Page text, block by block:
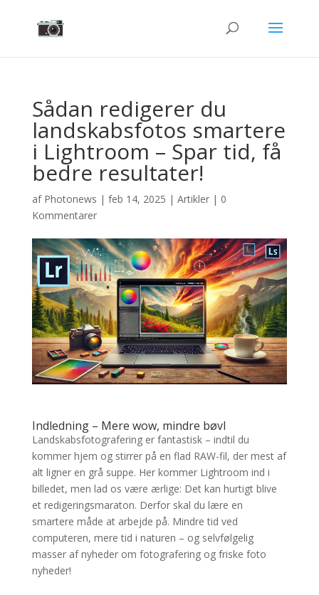
Sådan redigerer du
landskabsfotos smartere
i Lightroom – Spar tid, få
bedre resultater!
af Photonews | feb 14, 2025 | Artikler| 0
Kommentarer
Indledning – Mere wow, mindre bøvl
Landskabsfotografering er fantastisk – indtil du
kommer hjem og stirrer på en flad RAW-fil, der mest af
alt ligner en grå suppe. Her kommer Lightroom ind i
billedet, men lad os være ærlige: Det kan hurtigt blive
et redigeringsmaraton. Derfor skal du lære en
smartere måde at arbejde på. Mindre tid ved
computeren, mere tid i naturen – og selvfølgelig
masser af nyheder om fotografering og friske foto
nyheder!